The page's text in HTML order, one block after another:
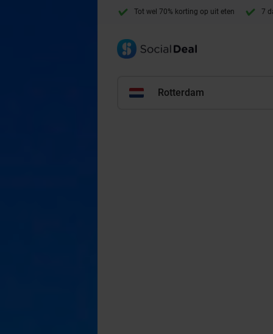
Tot wel 70% korting op uit eten 7
Rotterdam